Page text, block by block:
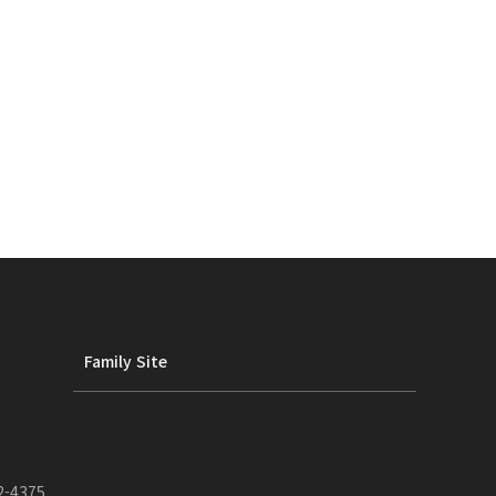
Family Site